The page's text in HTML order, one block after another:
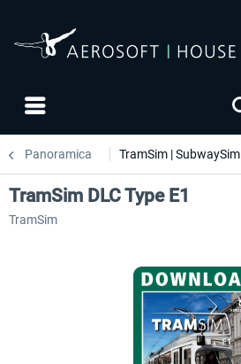
Panoramica TramSim | SubwaySim
TramSim DLC Type E1
TramSim